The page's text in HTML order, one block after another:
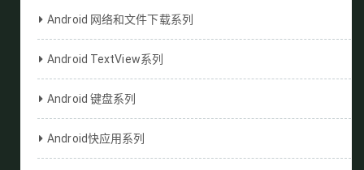
Android 网络和文件下载系列
Android TextView系列
Android 键盘系列
Android快应用系列